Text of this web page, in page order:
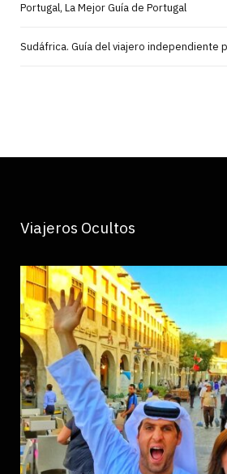
Portugal, La Mejor Guía de Portugal
Sudáfrica. Guía del viajero independiente
Viajeros Ocultos